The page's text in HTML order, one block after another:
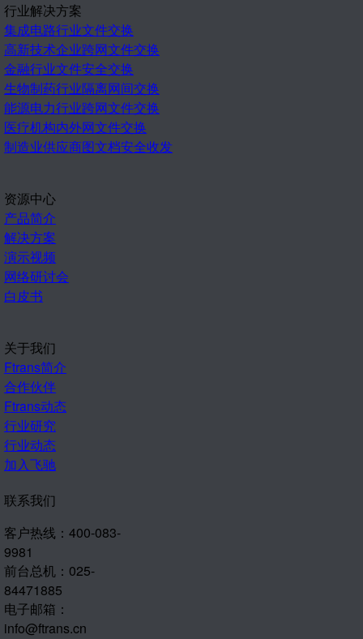
行业解决方案
集成电路行业文件交换
高新技术企业跨网文件交换
金融行业文件安全交换
生物制药行业隔离网间交换
能源电力行业跨网文件交换
医疗机构内外网文件交换
制造业供应商图文档安全收发
资源中心
产品简介
解决方案
演示视频
网络研讨会
白皮书
关于我们
Ftrans简介
合作伙伴
Ftrans动态
行业研究
行业动态
加入飞驰
联系我们
客户热线：400-083-
9981
前台总机：025-
84471885
电子邮箱：
info@ftrans.cn